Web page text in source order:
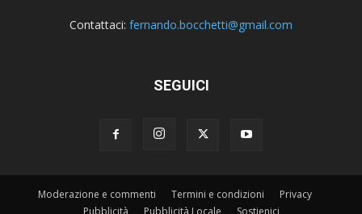
Contattaci: fernando.bocchetti@gmail.com
SEGUICI
Moderazione e commenti Termini e condizioni
Privacy
Pubblicità
Pubblicità Locale Sostienici